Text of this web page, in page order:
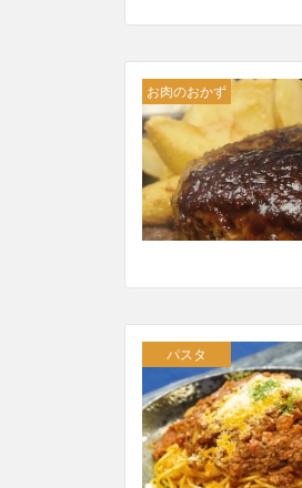
お肉のおかず
パスタ